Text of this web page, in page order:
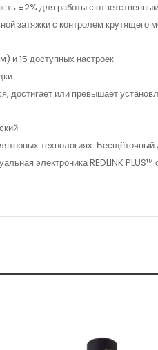
±2% для работы с
затяжки с контролем крутящего
15 доступных настроек
достигает или превышает
технологиях. Бесщёточный
электроника REDLINK